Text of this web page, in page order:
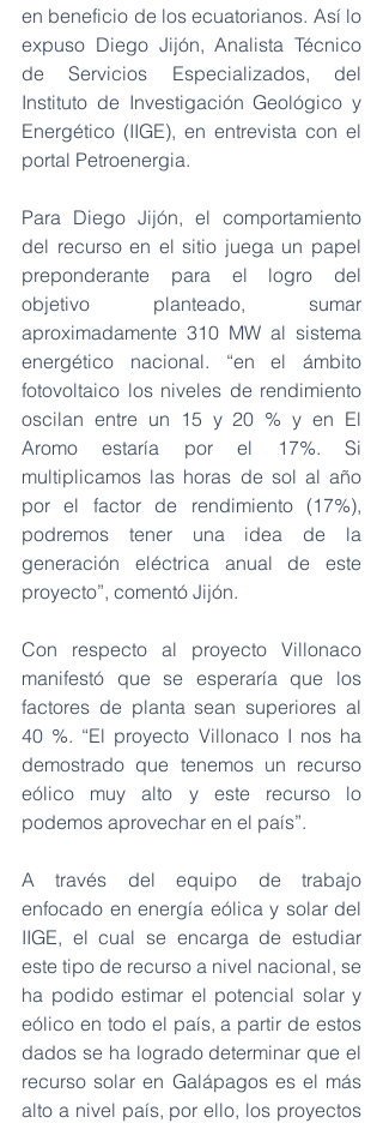
en beneficio de los ecuatorianos. Así lo
expuso Diego Jijón, Analista Técnico
de Servicios Especializados, del
Instituto de Investigación Geológico y
Energético (IIGE), en entrevista con el
portal Petroenergia.
Para Diego Jijón, el comportamiento
del recurso en el sitio juega un papel
preponderante para el logro del
objetivo planteado, sumar
aproximadamente 310 MW al sistema
energético nacional. “en el ámbito
fotovoltaico los niveles de rendimiento
oscilan entre un 15 y 20 % y en El
Aromo estaría por el 17%. Si
multiplicamos las horas de sol al año
por el factor de rendimiento (17%),
podremos tener una idea de la
generación eléctrica anual de este
proyecto”, comentó Jijón.
Con respecto al proyecto Villonaco
manifestó que se esperaría que los
factores de planta sean superiores al
40 %. “El proyecto Villonaco I nos ha
demostrado que tenemos un recurso
eólico muy alto y este recurso lo
podemos aprovechar en el país”.
A través del equipo de trabajo
enfocado en energía eólica y solar del
IIGE, el cual se encarga de estudiar
este tipo de recurso a nivel nacional, se
ha podido estimar el potencial solar y
eólico en todo el país, a partir de estos
dados se ha logrado determinar que el
recurso solar en Galápagos es el más
alto a nivel país, por ello, los proyectos